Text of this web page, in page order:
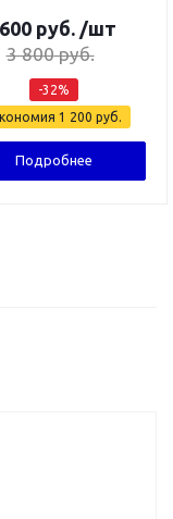
руб. /шт
3 800руб.
-32%
1 200 руб.
Подробнее